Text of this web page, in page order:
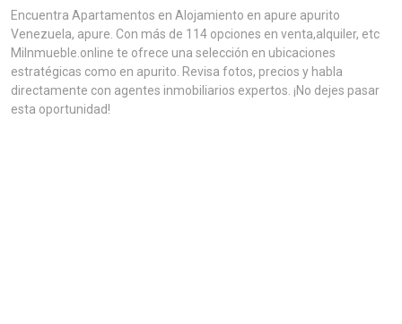
Encuentra Apartamentos en Alojamiento en apure apurito
Venezuela, apure. Con más de 114 opciones en venta,alquiler, etc
MiInmueble.online te ofrece una selección en ubicaciones
estratégicas como en apurito. Revisa fotos, precios y habla
directamente con agentes inmobiliarios expertos. ¡No dejes pasar
esta oportunidad!